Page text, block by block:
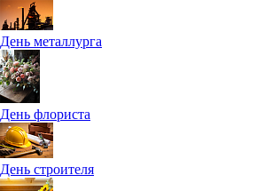
День металлурга
День флориста
День строителя